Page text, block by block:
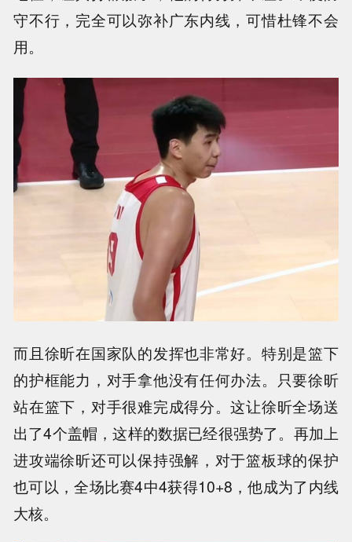
守不行，完全可以弥补广东内线，可惜杜锋不会
用。
而且徐昕在国家队的发挥也非常好。特别是篮下
的护框能力，对手拿他没有任何办法。只要徐昕
站在篮下，对手很难完成得分。这让徐昕全场送
出了4个盖帽，这样的数据已经很强势了。再加上
进攻端徐昕还可以保持强解，对于篮板球的保护
也可以，全场比赛4中4获得10+8，他成为了内线
大核。